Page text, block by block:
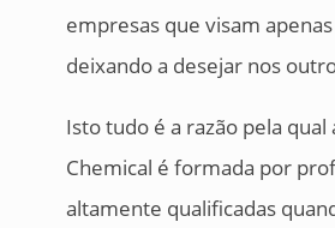
empresas que visam
deixando a desejar nos
Isto tudo é a razão pela qual
Chemical é formada por
altamente qualificadas